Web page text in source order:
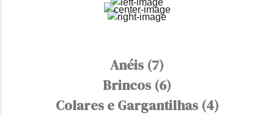
Anéis (7)
Brincos (6)
Colares e Gargantilhas (4)